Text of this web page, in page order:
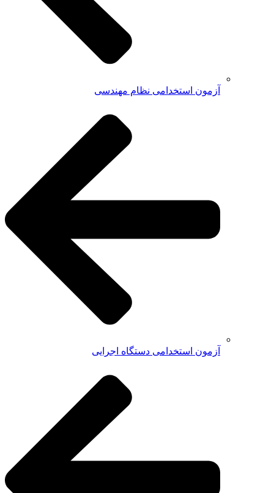
آزمون استخدامی نظام مهندسی
آزمون استخدامی دستگاه اجرایی